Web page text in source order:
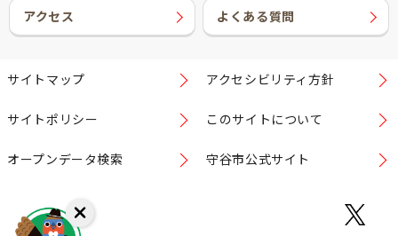
アクセス よくある質問
サイトマップ アクセシビリティ方針
サイトポリシー このサイトについて
オープンデータ検索 守谷市公式サイト